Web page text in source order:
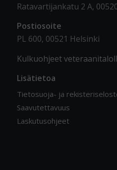
Ratavartijankatu 2 A,
Postiosoite
PL 600, 00521 Helsinki
Kulkuohjeet
Lisätietoa
Tietosuoja- ja
Saavutettavuus
Laskutusohjeet